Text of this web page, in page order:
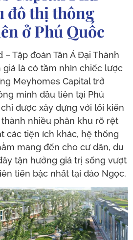
đô thị thông
ở Phú Quốc
Tập đoàn Tân Á Đại Thành
giá là có tầm nhìn chiếc lược
Meyhomes Capital trở
minh đầu tiên tại Phú
được xây dựng với lối kiến
nhiều phân khu rõ rệt
các tiện ích khác, hệ thống
mang đến cho cư dân, du
tận hưởng giá trị sống vượt
tiến bậc nhất tại đảo Ngọc.